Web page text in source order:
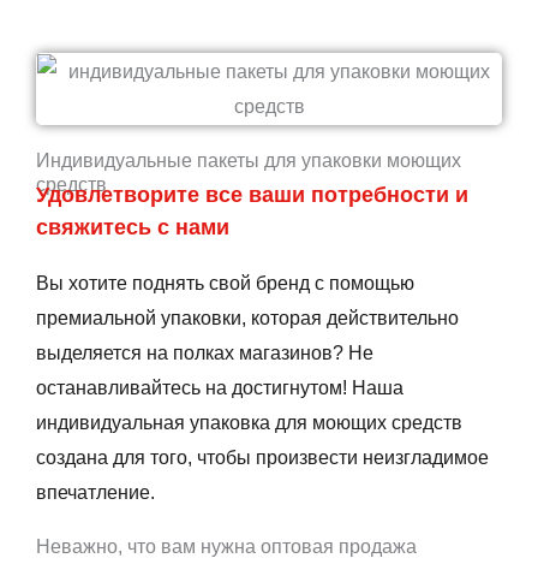
Индивидуальные пакеты для упаковки моющих
средств
Удовлетворите все ваши потребности и
свяжитесь с нами
Вы хотите поднять свой бренд с помощью
премиальной упаковки, которая действительно
выделяется на полках магазинов? Не
останавливайтесь на достигнутом! Наша
индивидуальная упаковка для моющих средств
создана для того, чтобы произвести неизгладимое
впечатление.
Неважно, что вам нужна оптовая продажа